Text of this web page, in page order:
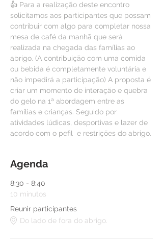
👍 Para a realização deste encontro
solicitamos aos participantes que possam
contribuir com algo para completar nossa
mesa de café da manhã que será
realizada na chegada das famílias ao
abrigo. (A contribuição com uma comida
ou bebida é completamente voluntária e
não impedirá a participação) A proposta é
criar um momento de interação e quebra
do gelo na 1ª abordagem entre as
famílias e crianças. Seguido por
atividades lúdicas, desportivas e lazer de
acordo com o pefil  e restrições do abrigo.
Agenda
8:30 - 8:40
10 minutos
Reunir participantes
Do lado de fora do abrigo.